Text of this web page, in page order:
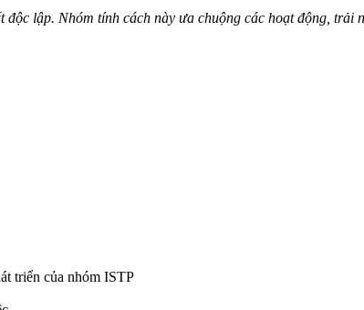
lập. Nhóm tính cách này ưa chuộng các hoạt động,
triển của nhóm ISTP